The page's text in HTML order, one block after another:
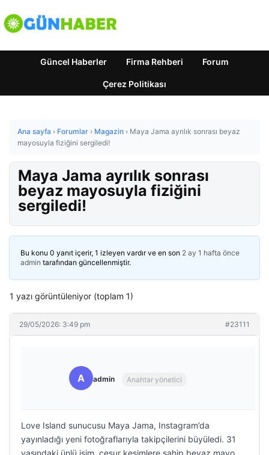
Güncel Haberler Firma Rehberi Forum
Çerez Politikası
Ana sayfa › Forumlar › Magazin › Maya Jama ayrılık sonrası beyaz
mayosuyla fiziğini sergiledi!
Maya Jama ayrılık sonrası
beyaz mayosuyla fiziğini
sergiledi!
Bu konu 0 yanıt içerir, 1 izleyen vardır ve en son 2 ay 1 hafta önce
admin tarafından güncellenmiştir.
1 yazı görüntüleniyor (toplam 1)
29/05/2026: 3:49 pm #23111
A admin Anahtar yönetici
Love Island sunucusu Maya Jama, Instagram’da
yayınladığı yeni fotoğraflarıyla takipçilerini büyüledi. 31
yaşındaki ünlü isim, cesur kesimlere sahip beyaz mayo